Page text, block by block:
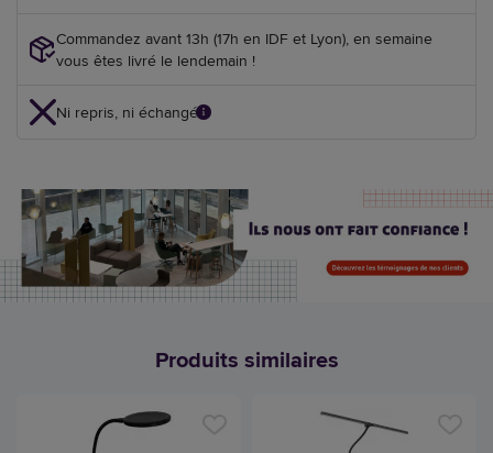
Commandez avant 13h (17h en IDF et Lyon), en semaine
vous êtes livré le lendemain !
Ni repris, ni échangé
Produits similaires